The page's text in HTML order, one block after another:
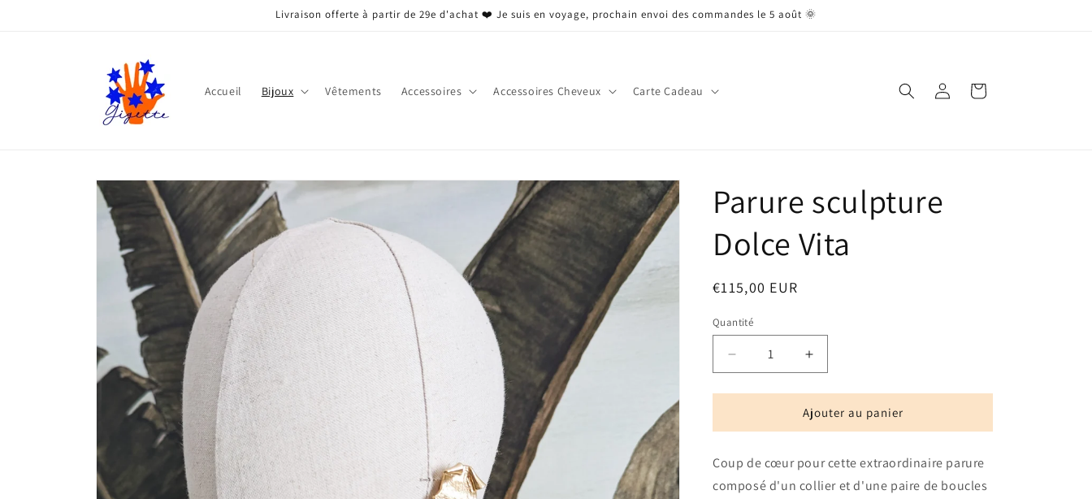
Livraison offerte à partir de 29e d'achat ❤️ Je suis en voyage, prochain envoi des commandes le 5 août 🌞
Accueil Bijoux Vêtements Accessoires Accessoires Cheveux Carte Cadeau Connexion Panier
Passer aux
informations
produits
Parure sculpture
Dolce Vita
Prix
€115,00 EUR
Quantité
Quantité
Réduire
la
quantité
Parure
Dolce
Vita
Augmenter
la
quantité
de
Parure
Dolce
Vita
Ajouter au panier
Coup de cœur pour cette extraordinaire parure
composé d'un collier et d'une paire de boucles